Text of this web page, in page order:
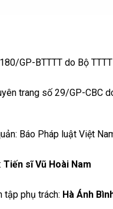
GP-BTTTT do Bộ
trang số 29/GP-CBC
Báo Pháp luật Việt
Tiến sĩ Vũ Hoài Nam
tập phụ trách: Hà Ánh